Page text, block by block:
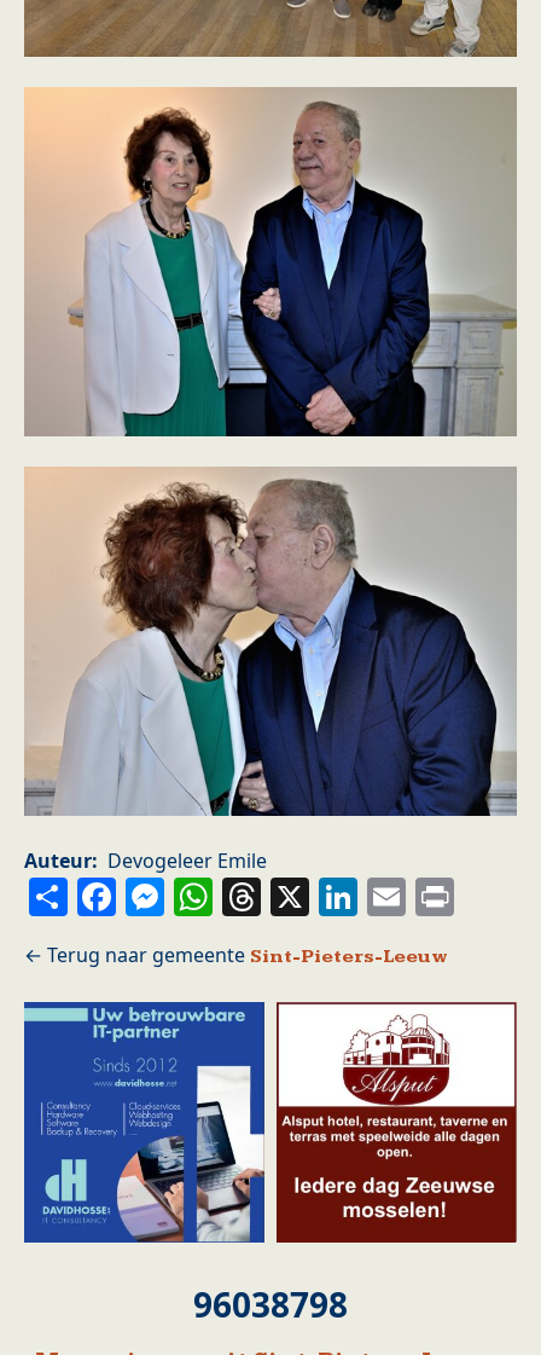
Auteur Devogeleer Emile
ShareFacebook
Messenger
WhatsApp
Threads
X LinkedIn
Email
Sint-Pieters-Leeuw
96038798